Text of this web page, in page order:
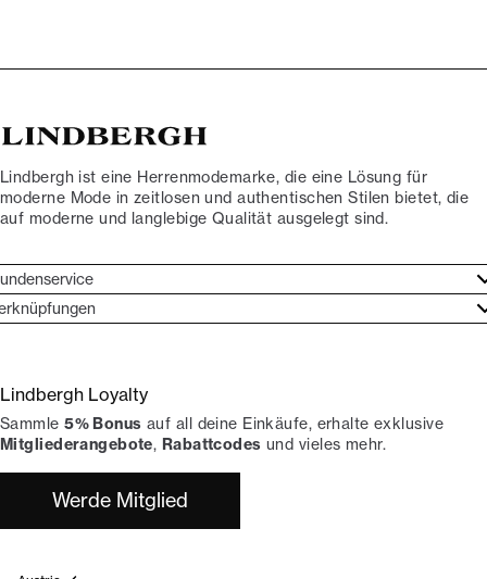
Lindbergh ist eine Herrenmodemarke, die eine Lösung für
moderne Mode in zeitlosen und authentischen Stilen bietet, die
auf moderne und langlebige Qualität ausgelegt sind.
widerrufen
Lindbergh-Botschafter
Lindbergh Loyalty
Sammle5% Bonus auf all deine Einkäufe, erhalte exklusive
Mitgliederangebote, Rabattcodes und vieles mehr.
Werde Mitglied